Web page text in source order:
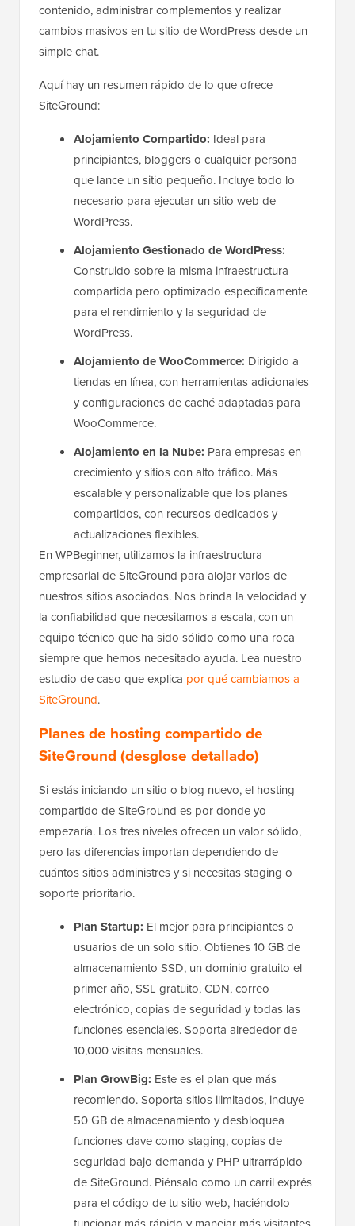
contenido, administrar complementos y realizar
cambios masivos en tu sitio de WordPress desde un
simple chat.
Aquí hay un resumen rápido de lo que ofrece
SiteGround:
Alojamiento Compartido: Ideal para
principiantes, bloggers o cualquier persona
que lance un sitio pequeño. Incluye todo lo
necesario para ejecutar un sitio web de
WordPress.
Alojamiento Gestionado de WordPress:
Construido sobre la misma infraestructura
compartida pero optimizado específicamente
para el rendimiento y la seguridad de
WordPress.
Alojamiento de WooCommerce: Dirigido a
tiendas en línea, con herramientas adicionales
y configuraciones de caché adaptadas para
WooCommerce.
Alojamiento en la Nube: Para empresas en
crecimiento y sitios con alto tráfico. Más
escalable y personalizable que los planes
compartidos, con recursos dedicados y
actualizaciones flexibles.
En WPBeginner, utilizamos la infraestructura
empresarial de SiteGround para alojar varios de
nuestros sitios asociados. Nos brinda la velocidad y
la confiabilidad que necesitamos a escala, con un
equipo técnico que ha sido sólido como una roca
siempre que hemos necesitado ayuda. Lea nuestro
estudio de caso que explica por qué cambiamos a
SiteGround.
Planes de hosting compartido de
SiteGround (desglose detallado)
Si estás iniciando un sitio o blog nuevo, el hosting
compartido de SiteGround es por donde yo
empezaría. Los tres niveles ofrecen un valor sólido,
pero las diferencias importan dependiendo de
cuántos sitios administres y si necesitas staging o
soporte prioritario.
Plan Startup: El mejor para principiantes o
usuarios de un solo sitio. Obtienes 10 GB de
almacenamiento SSD, un dominio gratuito el
primer año, SSL gratuito, CDN, correo
electrónico, copias de seguridad y todas las
funciones esenciales. Soporta alrededor de
10,000 visitas mensuales.
Plan GrowBig: Este es el plan que más
recomiendo. Soporta sitios ilimitados, incluye
50 GB de almacenamiento y desbloquea
funciones clave como staging, copias de
seguridad bajo demanda y PHP ultrarrápido
de SiteGround. Piénsalo como un carril exprés
para el código de tu sitio web, haciéndolo